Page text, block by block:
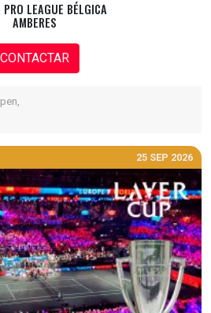
PRO LEAGUE BÉLGICA
AMBERES
CONTACTAR
25 SEP 2026